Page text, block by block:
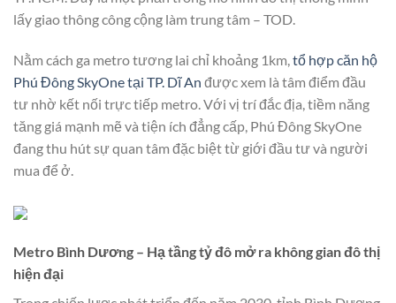
lấy giao thông công cộng làm trung tâm – TOD.
Nằm cách ga metro tương lai chỉ khoảng 1km,tổ hợp căn hộ
Phú Đông SkyOne tại TP. Dĩ An được xem là tâm điểm đầu
tư nhờ kết nối trực tiếp metro. Với vị trí đắc địa, tiềm năng
tăng giá mạnh mẽ và tiện ích đẳng cấp, Phú Đông SkyOne
đang thu hút sự quan tâm đặc biệt từ giới đầu tư và người
mua để ở.
Metro Bình Dương – Hạ tầng tỷ đô mở ra không gian đô thị
hiện đại